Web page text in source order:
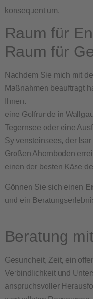
konsequent um.
Raum für
Raum für
Nachdem Sie mich mit
Maßnahmen beauftragt
Ihnen:
eine Golfrunde in
Tegernsee oder eine
Sylvensteinsees, der
Großen Ahornboden
einen der besten Käse
Gönnen Sie sich einen
und ein
Beratung
Gesundheit, Zeit, ein
Verbindlichkeit und
anspruchsvoller